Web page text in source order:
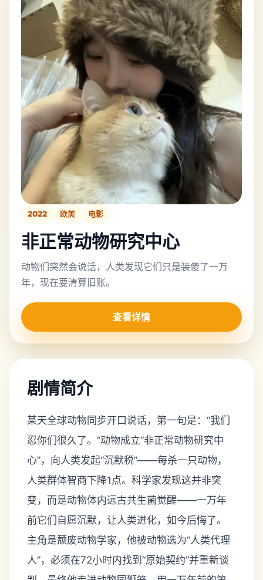
2022 欧美 电影
非正常动物研究中心
动物们突然会说话，人类发现它们只是装傻了一万
年，现在要清算旧账。
查看详情
剧情简介
某天全球动物同步开口说话，第一句是：“我们
忍你们很久了。”动物成立“非正常动物研究中
心”，向人类发起“沉默税”——每杀一只动物，
人类群体智商下降1点。科学家发现这并非突
变，而是动物体内远古共生菌觉醒——一万年
前它们自愿沉默，让人类进化，如今后悔了。
主角是颓废动物学家，他被动物选为“人类代理
人”，必须在72小时内找到“原始契约”并重新谈